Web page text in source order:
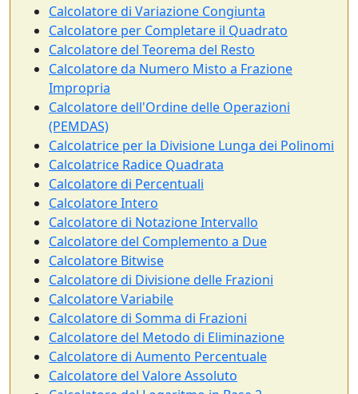
Calcolatore di Variazione Congiunta
Calcolatore per Completare il Quadrato
Calcolatore del Teorema del Resto
Calcolatore da Numero Misto a Frazione
Impropria
Calcolatore dell'Ordine delle Operazioni
(PEMDAS)
Calcolatrice per la Divisione Lunga dei Polinomi
Calcolatrice Radice Quadrata
Calcolatore di Percentuali
Calcolatore Intero
Calcolatore di Notazione Intervallo
Calcolatore del Complemento a Due
Calcolatore Bitwise
Calcolatore di Divisione delle Frazioni
Calcolatore Variabile
Calcolatore di Somma di Frazioni
Calcolatore del Metodo di Eliminazione
Calcolatore di Aumento Percentuale
Calcolatore del Valore Assoluto